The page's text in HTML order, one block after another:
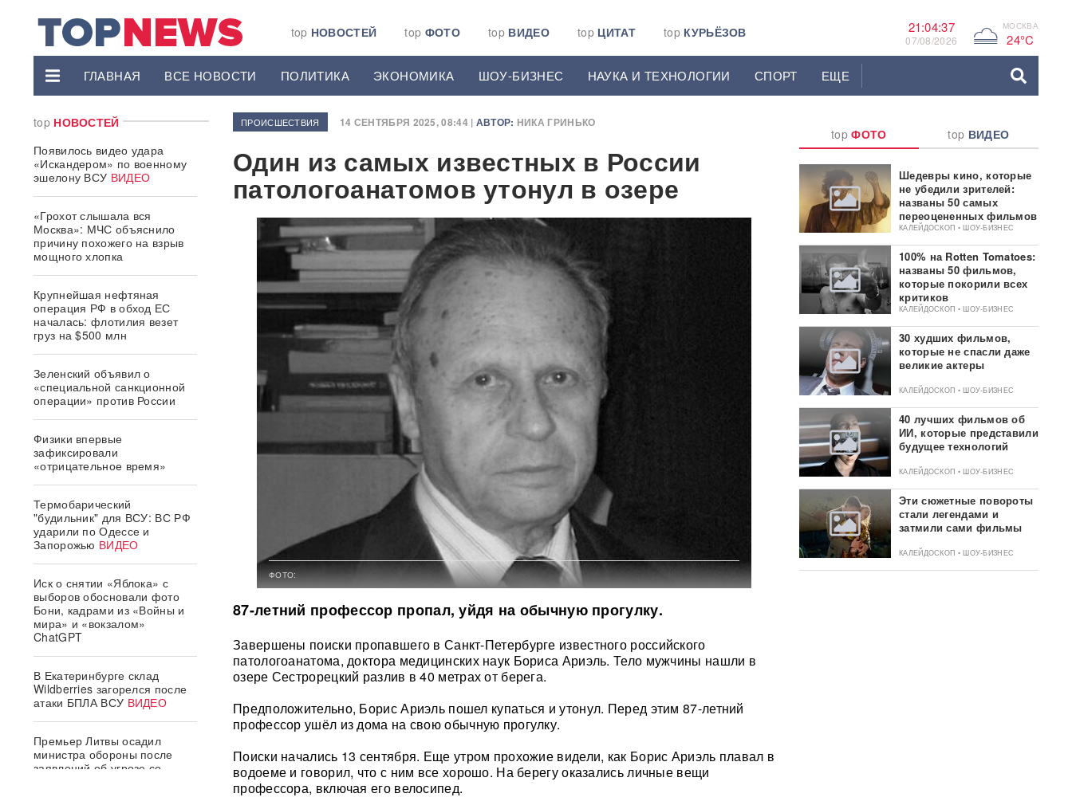
top НОВОСТЕЙ top ФОТО top ВИДЕО top ЦИТАТ top КУРЬЁЗОВ 21:04:38
07/08/2026 G МОСКВА
24°C
ГЛАВНАЯ ВСЕ НОВОСТИ ПОЛИТИКА ЭКОНОМИКА ШОУ-БИЗНЕС НАУКА И ТЕХНОЛОГИИ СПОРТ ЕЩЕ
top НОВОСТЕЙ
Появилось видео удара
«Искандером» по военному
эшелону ВСУ ВИДЕО
«Грохот слышала вся
Москва»: МЧС объяснило
причину похожего на взрыв
мощного хлопка
Крупнейшая нефтяная
операция РФ в обход ЕС
началась: флотилия везет
груз на $500 млн
Зеленский объявил о
«специальной санкционной
операции» против России
Физики впервые
зафиксировали
«отрицательное время»
Термобарический
"будильник" для ВСУ: ВС РФ
ударили по Одессе и
Запорожью ВИДЕО
Иск о снятии «Яблока» с
выборов обосновали фото
Бони, кадрами из «Войны и
мира» и «вокзалом»
ChatGPT
В Екатеринбурге склад
Wildberries загорелся после
атаки БПЛА ВСУ ВИДЕО
Премьер Литвы осадил
министра обороны после
заявлений об угрозе со
ПРОИСШЕСТВИЯ 14 СЕНТЯБРЯ 2025, 08:44 | АВТОР: НИКА ГРИНЬКО
Один из самых известных в России
патологоанатомов утонул в озере
ФОТО:
87-летний профессор пропал, уйдя на обычную прогулку.
Завершены поиски пропавшего в Санкт-Петербурге известного российского
патологоанатома, доктора медицинских наук Бориса Ариэль. Тело мужчины нашли в
озере Сестрорецкий разлив в 40 метрах от берега.
Предположительно, Борис Ариэль пошел купаться и утонул. Перед этим 87-летний
профессор ушёл из дома на свою обычную прогулку.
Поиски начались 13 сентября. Еще утром прохожие видели, как Борис Ариэль плавал в
водоеме и говорил, что с ним все хорошо. На берегу оказались личные вещи
профессора, включая его велосипед.
topФОТО top ВИДЕО
Шедевры кино, которые
не убедили зрителей:
названы 50 самых
переоцененных фильмов
КАЛЕЙДОСКОП • ШОУ-БИЗНЕС
100% на Rotten Tomatoes:
названы 50 фильмов,
которые покорили всех
критиков
КАЛЕЙДОСКОП • ШОУ-БИЗНЕС
30 худших фильмов,
которые не спасли даже
великие актеры
КАЛЕЙДОСКОП • ШОУ-БИЗНЕС
40 лучших фильмов об
ИИ, которые представили
будущее технологий
КАЛЕЙДОСКОП • ШОУ-БИЗНЕС
Эти сюжетные повороты
стали легендами и
затмили сами фильмы
КАЛЕЙДОСКОП • ШОУ-БИЗНЕС